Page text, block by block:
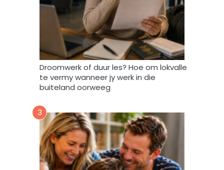
a
r
i
F
o
r
u
m
m
y
d
a
Droomwerk of duur les? Hoe om lokvalle
te vermy wanneer jy werk in die
buiteland oorweeg
3